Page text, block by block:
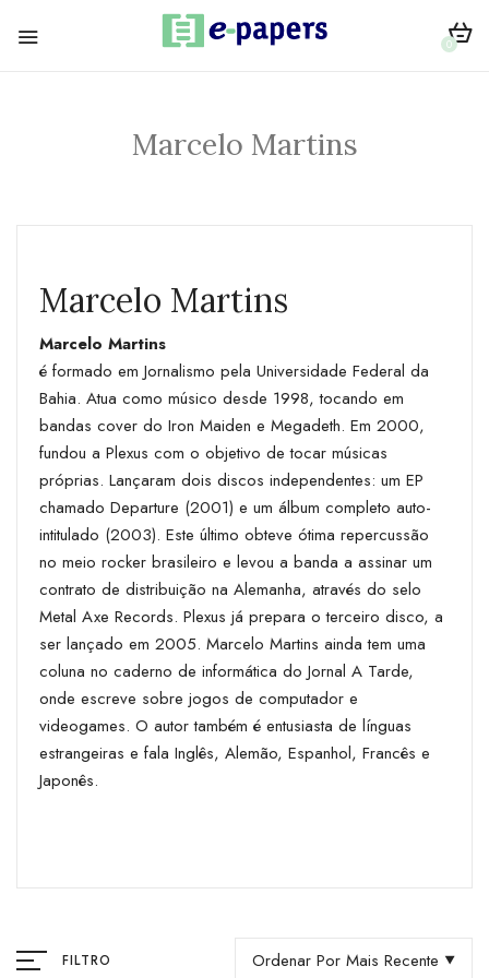
0
Marcelo Martins
Marcelo Martins
Marcelo Martins
é formado em Jornalismo pela Universidade Federal da
Bahia. Atua como músico desde 1998, tocando em
bandas cover do Iron Maiden e Megadeth. Em 2000,
fundou a Plexus com o objetivo de tocar músicas
próprias. Lançaram dois discos independentes: um EP
chamado Departure (2001) e um álbum completo auto-
intitulado (2003). Este último obteve ótima repercussão
no meio rocker brasileiro e levou a banda a assinar um
contrato de distribuição na Alemanha, através do selo
Metal Axe Records. Plexus já prepara o terceiro disco, a
ser lançado em 2005. Marcelo Martins ainda tem uma
coluna no caderno de informática do Jornal A Tarde,
onde escreve sobre jogos de computador e
videogames. O autor também é entusiasta de línguas
estrangeiras e fala Inglês, Alemão, Espanhol, Francês e
Japonês.
FILTRO Ordenar Por Mais Recente